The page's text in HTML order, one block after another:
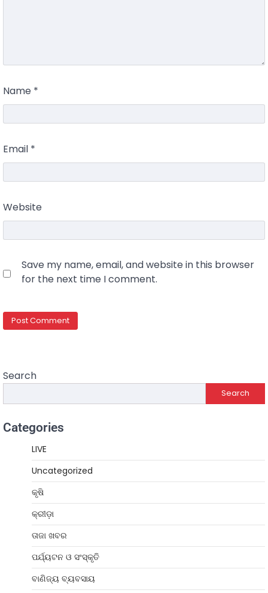
Name *
Email *
Website
Save my name, email, and website in this browser
for the next time I comment.
Search
Search
Categories
LIVE
Uncategorized
କୃଷି
କ୍ରୀଡ଼ା
ତାଜା ଖବର
ପର୍ଯ୍ୟଟନ ଓ ସଂସ୍କୃତି
ବାଣିଜ୍ୟ ବ୍ୟବସାୟ